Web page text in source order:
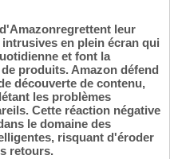
leur
en plein écran qui
et font la
produits. Amazon défend
découverte de contenu,
les problèmes
Cette réaction négative
le domaine des
risquant d'éroder
retours.